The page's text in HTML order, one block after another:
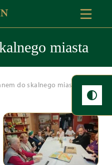
miasta
do skalnego miasta